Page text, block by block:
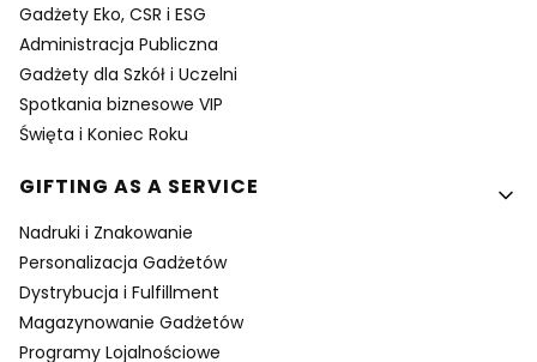
Gadżety Eko, CSR i ESG
Administracja Publiczna
Gadżety dla Szkół i Uczelni
Spotkania biznesowe VIP
Święta i Koniec Roku
GIFTING AS A SERVICE
Nadruki i Znakowanie
Personalizacja Gadżetów
Dystrybucja i Fulfillment
Magazynowanie Gadżetów
Programy Lojalnościowe